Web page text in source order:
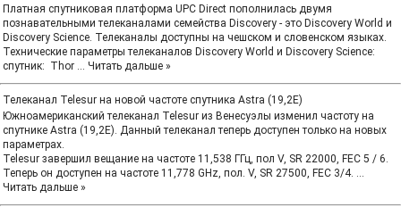
Платная спутниковая платформа UPC Direct пополнилась двумя
познавательными телеканалами семейства Discovery - это Discovery World и
Discovery Science. Телеканалы доступны на чешском и словенском языках.
Технические параметры телеканалов Discovery World и Discovery Science:
спутник: Thor ... Читать дальше »
Телеканал Telesur на новой частоте спутника Astra (19,2E)
Южноамериканский телеканал Telesur из Венесуэлы изменил частоту на
спутнике Astra (19,2E). Данный телеканал теперь доступен только на новых
параметрах.
Telesur завершил вещание на частоте 11,538 ГГц, пол V, SR 22000, FEC 5 / 6.
Теперь он доступен на частоте 11,778 GHz, пол. V, SR 27500, FEC 3/4. ...
Читать дальше »